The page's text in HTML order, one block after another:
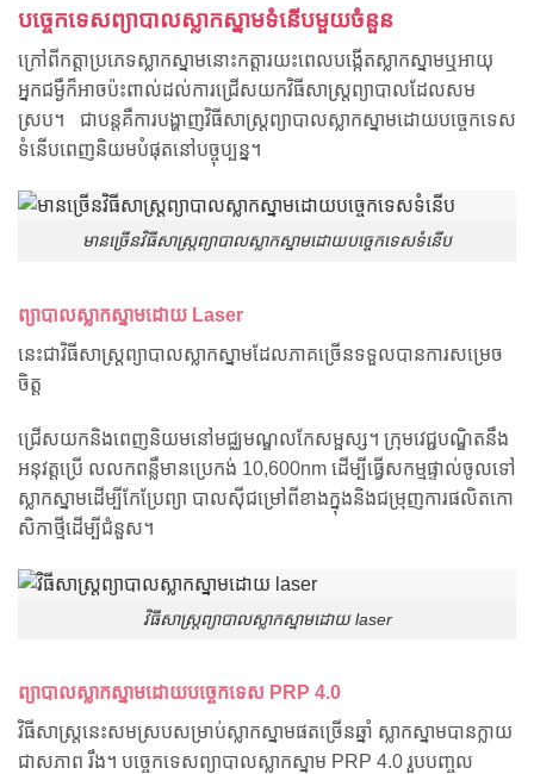
បច្ចេកទេសព្យាបាលស្លាកស្នាមទំនើបមួយចំនួន
ក្រៅពីកត្តាប្រភេទស្លាកស្នាមនោះកត្តារយះពេលបង្កើតស្លាកស្នាមឬអាយុ
អ្នកជម្ងឺក៏អាចប៉ះពាល់ដល់ការជ្រើសយកវិធីសាស្រ្តព្យាបាលដែលសម
ស្រប។ ជាបន្តគឺការបង្ហាញវិធីសាស្រ្តព្យាបាលស្លាកស្នាមដោយបច្ចេកទេស
ទំនើបពេញនិយមបំផុតនៅបច្ចុប្បន្ន។
មានច្រើនវិធីសាស្រ្តព្យាបាលស្លាកស្នាមដោយបច្ចេកទេសទំនើប
ព្យាបាលស្លាកស្នាមដោយ Laser
នេះជាវិធីសាស្រ្តព្យាបាលស្លាកស្នាមដែលភាគច្រើនទទួលបានការសម្រេច
ចិត្ត
ជ្រើសយកនិងពេញនិយមនៅមជ្ឈមណ្ឌលកែសម្ផស្ស។ ក្រុមវេជ្ជបណ្ឌិតនឹង
អនុវត្តប្រើ លលកពន្លឺមានប្រេកង់ 10,600nm ដើម្បីធ្វើសកម្មផ្ទាល់ចូលទៅ
ស្លាកស្នាមដើម្បីកែប្រែព្យា បាលស៊ីជម្រៅពីខាងក្នុងនិងជម្រុញការផលិតកោ
សិកាថ្មីដើម្បីជំនួស។
វិធីសាស្រ្តព្យាបាលស្លាកស្នាមដោយ laser
ព្យាបាលស្លាកស្នាមដោយបច្ចេកទេស PRP 4.0
វិធីសាស្រ្តនេះសមស្របសម្រាប់ស្លាកស្នាមផតច្រើនឆ្នាំ ស្លាកស្នាមបានក្លាយ
ជាសភាព រឹង។ បច្ចេកទេសព្យាបាលស្លាកស្នាម PRP 4.0 រួបបញ្ចូល